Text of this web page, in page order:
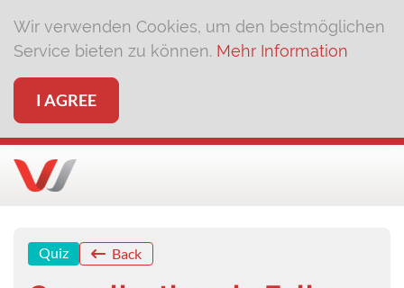
Wir verwenden Cookies, um den bestmöglichen
Service bieten zu können. Mehr Information
I AGREE
Quiz Back